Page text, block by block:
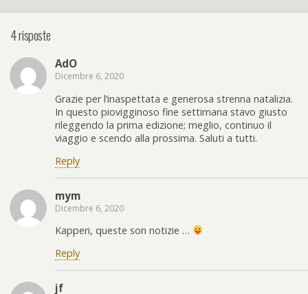
4 risposte
AdO
Dicembre 6, 2020
Grazie per l’inaspettata e generosa strenna natalizia.
In questo piovigginoso fine settimana stavo giusto
rileggendo la prima edizione; meglio, continuo il
viaggio e scendo alla prossima. Saluti a tutti.
Reply
mym
Dicembre 6, 2020
Kapperi, queste son notizie …
Reply
jf